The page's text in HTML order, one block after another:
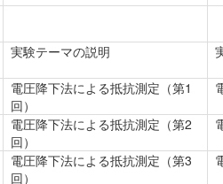
実験テーマの説明
電圧降下法による抵抗測定（第1
回）
電圧降下法による抵抗測定（第2
回）
電圧降下法による抵抗測定（第3
回）